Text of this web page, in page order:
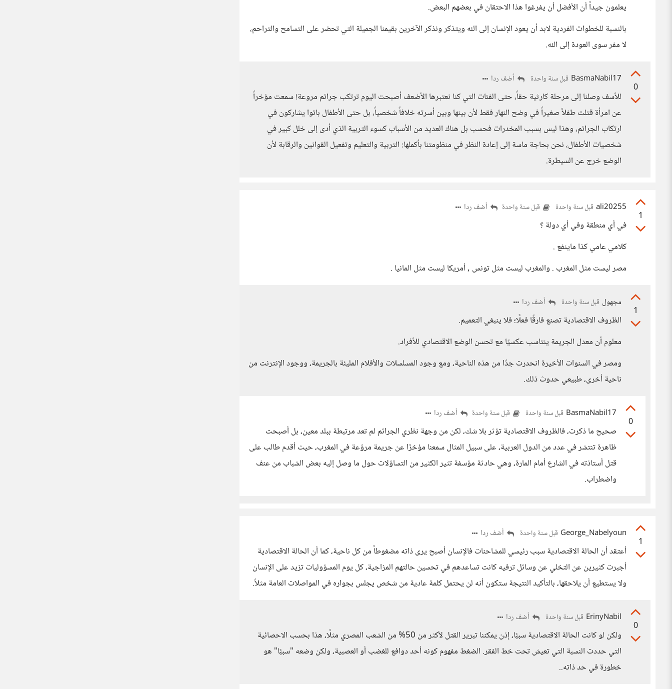
يعلمون جيداً أن الأفضل أن يفرغوا هذا الاحتقان في بعضهم البعض.
بالنسبة للخطوات الفردية لابد أن يعود الإنسان إلى الله ويتذكر ونذكر الآخرين بقيمنا الجميلة التي تحضر على التسامح والتراحم،
لا مفر سوى العودة إلى الله.
0
BasmaNabil17 قبل سنة واحدة أضف ردا
للأسف وصلنا إلى مرحلة كارثية حقاً، حتى الفئات التي كنا نعتبرها الأضعف أصبحت اليوم ترتكب جرائم مروعة! سمعت مؤخراً
عن امرأة قتلت طفلاً صغيراً في وضح النهار فقط لأن بينها وبين أسرته خلافاً شخصياً، بل حتى الأطفال باتوا يشاركون في
ارتكاب الجرائم، وهذا ليس بسبب المخدرات فحسب بل هناك العديد من الأسباب كسوء التربية الذي أدى إلى خلل كبير في
شخصيات الأطفال، نحن بحاجة ماسة إلى إعادة النظر في منظومتنا بأكملها: التربية والتعليم وتفعيل القوانين والرقابة لأن
الوضع خرج عن السيطرة.
1
ali20255 قبل سنة واحدة قبل سنة واحدة أضف ردا
في أي منطقة وفي أي دولة ؟
كلامي عامي كذا ماينفع .
مصر ليست مثل المغرب . والمغرب ليست مثل تونس , أمريكا ليست مثل المانيا .
1
مجهول قبل سنة واحدة أضف ردا
الظروف الاقتصادية تصنع فارقًا فعلًا؛ فلا ينبغي التعميم.
معلوم أن معدل الجريمة ينتاسب عكسيًا مع تحسن الوضع الاقتصادي للأفراد.
ومصر في السنوات الأخيرة انحدرت جدًا من هذه الناحية، ومع وجود المسلسلات والأفلام المليئة بالجريمة، ووجود الإنترنت من
ناحية أخرى، طبيعي حدوث ذلك.
0
BasmaNabil17 قبل سنة واحدة قبل سنة واحدة أضف ردا
صحيح ما ذكرت، فالظروف الاقتصادية تؤثر بلا شك، لكن من وجهة نظري الجرائم لم تعد مرتبطة ببلد معين، بل أصبحت
ظاهرة تنتشر في عدد من الدول العربية، على سبيل المثال سمعنا مؤخرًا عن جريمة مروّعة في المغرب، حيث أقدم طالب على
قتل أستاذته في الشارع أمام المارة، وهي حادثة مؤسفة تثير الكثير من التساؤلات حول ما وصل إليه بعض الشباب من عنف
واضطراب.
1
George_Nabelyoun قبل سنة واحدة أضف ردا
أعتقد أن الحالة الاقتصادية سبب رئيسي للمشاحنات فالإنسان أصبح يرى ذاته مضغوطاً من كل ناحية، كما أن الحالة الاقتصادية
أجبرت كثيرين عن التخلي عن وسائل ترفيه كانت تساعدهم في تحسين حالتهم المزاجية، كل يوم المسؤوليات تزيد على الإنسان
ولا يستطيع أن يلاحقها، بالتأكيد النتيجة ستكون أنه لن يحتمل كلمة عادية من شخص يجلس بجواره في المواصلات العامة مثلاً.
0
ErinyNabil قبل سنة واحدة أضف ردا
ولكن لو كانت الحالة الاقتصادية سببًا، إذن يمكننا تبرير القتل لأكثر من 50% من الشعب المصري مثلًا، هذا بحسب الاحصائية
التي حددت النسبة التي تعيش تحت خط الفقر. الضغط مفهوم كونه أحد دوافع للغضب أو العصبية، ولكن وضعه "سببًا" هو
خطورة في حد ذاته..